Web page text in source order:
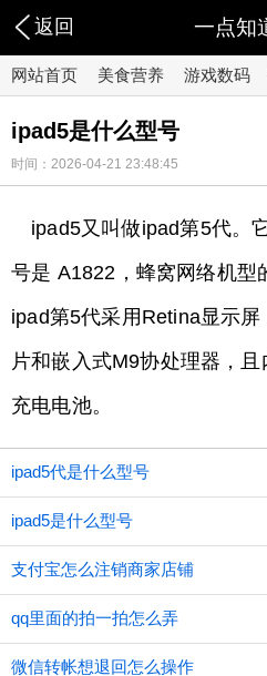
返回 一点知
网站首页 美食营养 游戏数码
ipad5是什么型号
时间：2026-04-21 23:48:45
ipad5又叫做ipad第5代。
号是 A1822，蜂窝网络机型
ipad第5代采用Retina显示
片和嵌入式M9协处理器，
充电电池。
ipad5代是什么型号
ipad5是什么型号
支付宝怎么注销商家店铺
qq里面的拍一拍怎么弄
微信转帐想退回怎么操作